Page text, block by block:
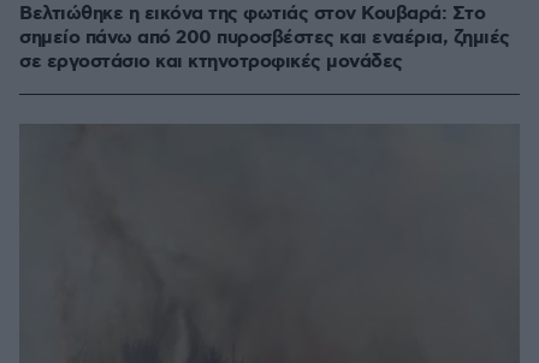
Βελτιώθηκε η εικόνα της φωτιάς στον Κουβαρά: Στο
σημείο πάνω από 200 πυροσβέστες και εναέρια, ζημιές
σε εργοστάσιο και κτηνοτροφικές μονάδες